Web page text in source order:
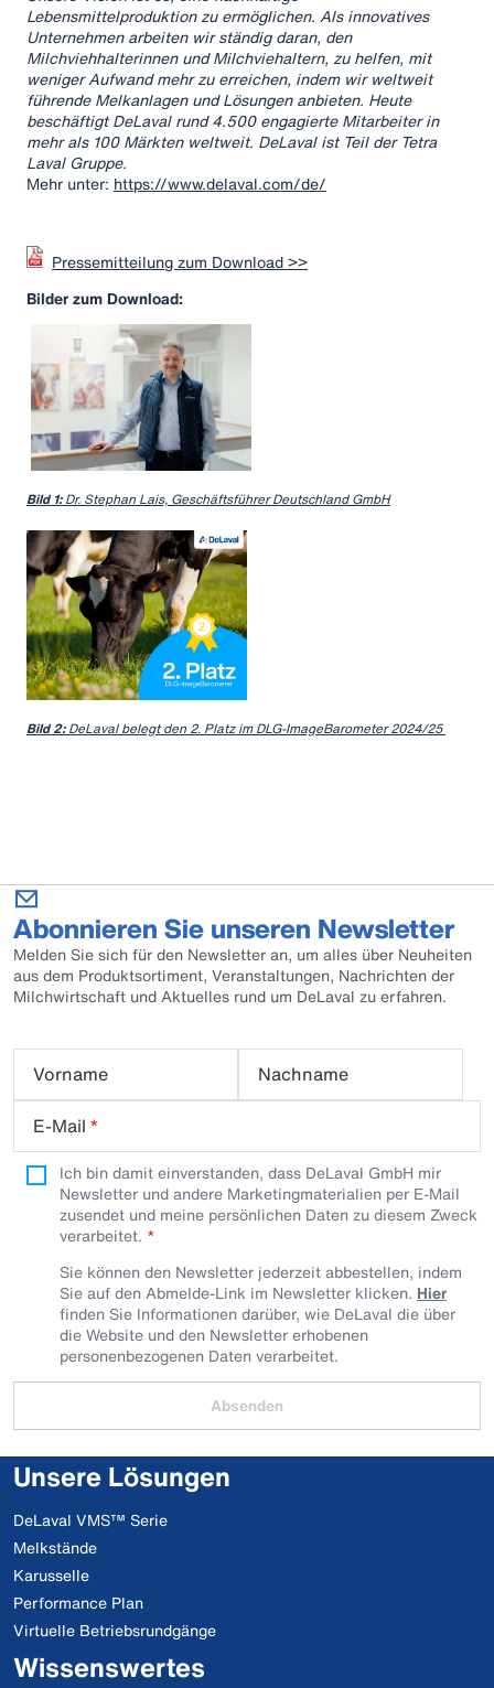
Lebensmittelproduktion zu ermöglichen. Als innovatives
Unternehmen arbeiten wir ständig daran, den
Milchviehhalterinnen und Milchviehaltern, zu helfen, mit
weniger Aufwand mehr zu erreichen, indem wir weltweit
führende Melkanlagen und Lösungen anbieten. Heute
beschäftigt DeLaval rund 4.500 engagierte Mitarbeiter in
mehr als 100 Märkten weltweit. DeLaval ist Teil der Tetra
Laval Gruppe.
Mehr unter: https://www.delaval.com/de/
Pressemitteilung zum Download >>
Bilder zum Download:
Bild 1:Dr. Stephan Lais, Geschäftsführer Deutschland GmbH
Bild 2:DeLaval belegt den 2. Platz im DLG-ImageBarometer 2024/25
Abonnieren Sie unseren Newsletter
Melden Sie sich für den Newsletter an, um alles über Neuheiten
aus dem Produktsortiment, Veranstaltungen, Nachrichten der
Milchwirtschaft und Aktuelles rund um DeLaval zu erfahren.
Vorname
Nachname
E-Mail *
Ich bin damit einverstanden, dass DeLaval GmbH mir
Newsletter und andere Marketingmaterialien per E-Mail
zusendet und meine persönlichen Daten zu diesem Zweck
verarbeitet.
Sie können den Newsletter jederzeit abbestellen, indem
Sie auf den Abmelde-Link im Newsletter klicken. Hier
finden Sie Informationen darüber, wie DeLaval die über
die Website und den Newsletter erhobenen
personenbezogenen Daten verarbeitet.
Absenden
Unsere Lösungen
DeLaval VMS™ Serie
Melkstände
Karusselle
Performance Plan
Virtuelle Betriebsrundgänge
Wissenswertes